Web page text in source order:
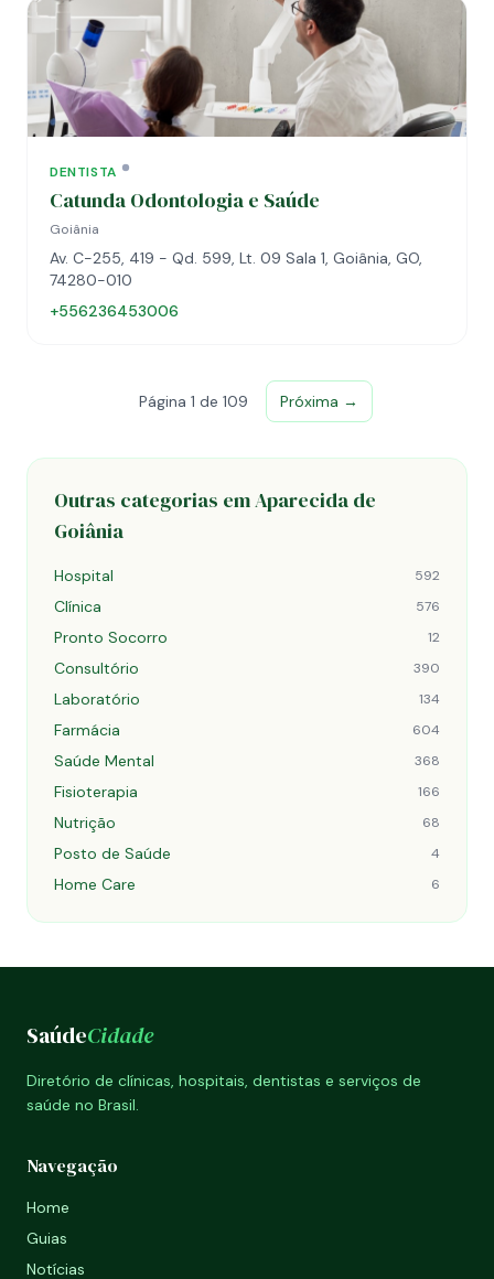
DENTISTA
Catunda Odontologia e Saúde
Goiânia
Av. C-255, 419 - Qd. 599, Lt. 09 Sala 1, Goiânia, GO,
74280-010
+556236453006
Página 1 de 109 Próxima →
Outras categorias em Aparecida de
Goiânia
Hospital 592
Clínica 576
Pronto Socorro 12
Consultório 390
Laboratório 134
Farmácia 604
Saúde Mental 368
Fisioterapia 166
Nutrição 68
Posto de Saúde 4
Home Care 6
SaúdeCidade
Diretório de clínicas, hospitais, dentistas e serviços de
saúde no Brasil.
Navegação
Home
Guias
Notícias